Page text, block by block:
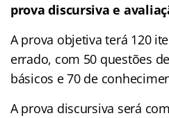
prova discursiva e
A prova objetiva terá 120
errado, com 50 questões
básicos e 70 de
A prova discursiva será